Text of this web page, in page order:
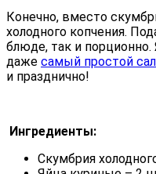
Конечно, вместо
холодного копчения.
блюде, так и порционно.
даже самый простой
и празднично!
Ингредиенты:
Скумбрия